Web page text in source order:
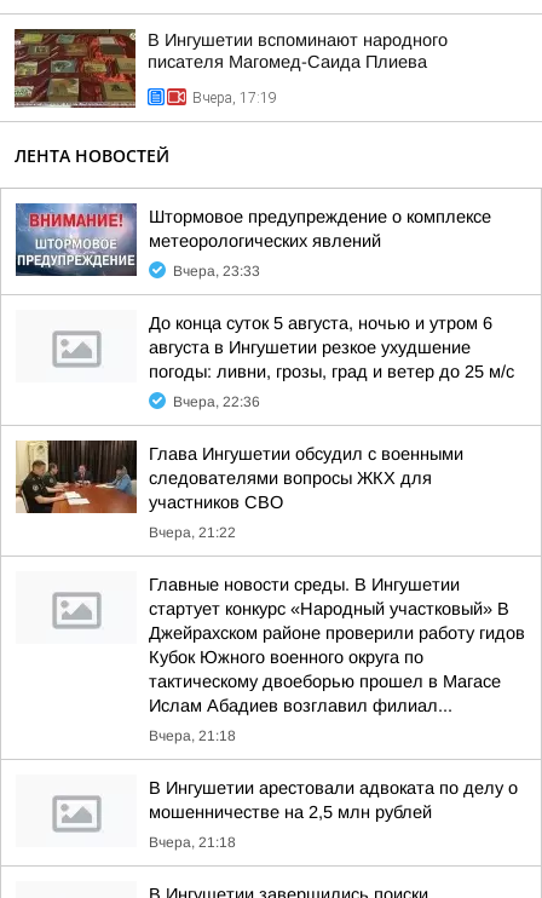
В Ингушетии вспоминают народного
писателя Магомед-Саида Плиева
Вчера, 17:19
ЛЕНТА НОВОСТЕЙ
Штормовое предупреждение о комплексе
метеорологических явлений
Вчера, 23:33
До конца суток 5 августа, ночью и утром 6
августа в Ингушетии резкое ухудшение
погоды: ливни, грозы, град и ветер до 25 м/с
Вчера, 22:36
Глава Ингушетии обсудил с военными
следователями вопросы ЖКХ для
участников СВО
Вчера, 21:22
Главные новости среды. В Ингушетии
стартует конкурс «Народный участковый» В
Джейрахском районе проверили работу гидов
Кубок Южного военного округа по
тактическому двоеборью прошел в Магасе
Ислам Абадиев возглавил филиал...
Вчера, 21:18
В Ингушетии арестовали адвоката по делу о
мошенничестве на 2,5 млн рублей
Вчера, 21:18